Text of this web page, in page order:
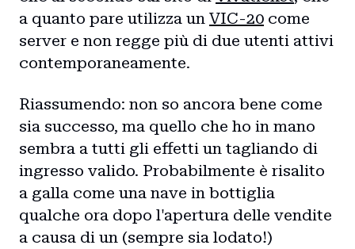
a quanto pare utilizza un VIC-20 come
server e non regge più di due utenti attivi
contemporaneamente.
Riassumendo: non so ancora bene come
sia successo, ma quello che ho in mano
sembra a tutti gli effetti un tagliando di
ingresso valido. Probabilmente è risalito
a galla come una nave in bottiglia
qualche ora dopo l'apertura delle vendite
a causa di un (sempre sia lodato!)